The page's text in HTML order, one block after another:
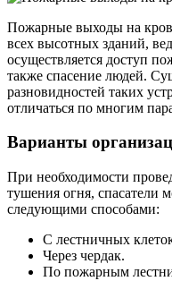
Пожарные выходы на
всех высотных зданий,
осуществляется доступ
также спасение людей.
разновидностей таких
отличаться по многим
Варианты
При необходимости
тушения огня, спасатели
следующими способами:
С лестничных
Через чердак.
По пожарным